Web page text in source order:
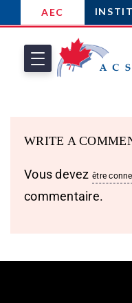
AEC
WRITE A
Vous devez être
commentaire.